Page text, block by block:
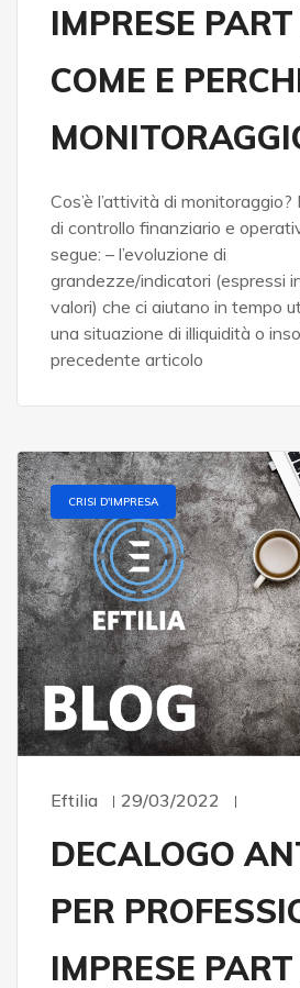
IMPRESE
COME E
Cos’è l’attività di monitoraggio?
di controllo finanziario e
segue: – l’evoluzione di
grandezze/indicatori (espressi
valori) che ci aiutano in tempo
una situazione di illiquidità o
precedente articolo
CRISI D'IMPRESA
Eftilia 29/03/2022
DECALOGO
PER
IMPRESE